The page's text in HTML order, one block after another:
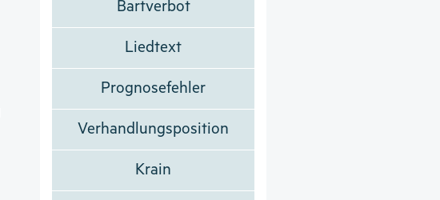
Bartverbot
Liedtext
Prognosefehler
Verhandlungsposition
Krain